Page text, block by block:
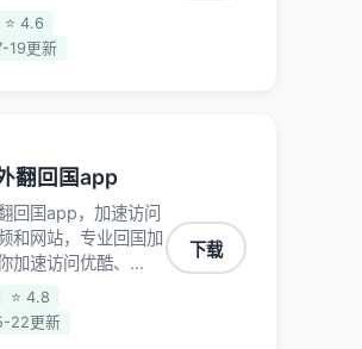
更能加速海量国服游
迟稳定不掉线,畅享
⭐ 4.6
19更新
翻回国app
回国app，加速访问
和网站，专业回国加
加速访问优酷、
视频、爱奇艺等，
戏，例如原神、阴阳
⭐ 4.8
22更新
下载